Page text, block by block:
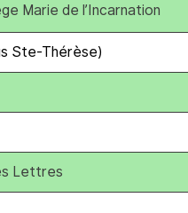
Marie de l’Incarnation
Ste-Thérèse)
Lettres